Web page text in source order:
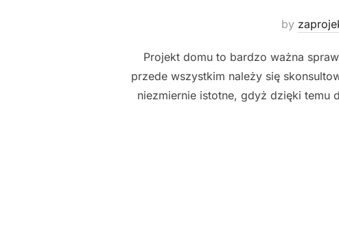
by
Projekt domu to bardzo ważna
przede wszystkim należy się
niezmiernie istotne, gdyż dzięki temu